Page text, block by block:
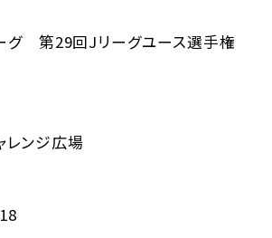
グ 第29回Jリーグユース選手権
レンジ広場